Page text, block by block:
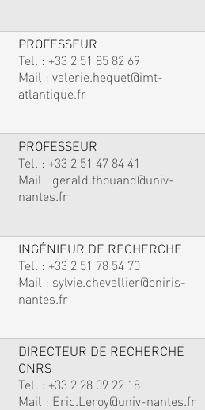
PROFESSEUR
Tel. : +33 2 51 85 82 69
Mail : valerie.hequet@imt-
atlantique.fr
PROFESSEUR
Tel. : +33 2 51 47 84 41
Mail : gerald.thouand@univ-
nantes.fr
INGÉNIEUR DE RECHERCHE
Tel. : +33 2 51 78 54 70
Mail : sylvie.chevallier@oniris-
nantes.fr
DIRECTEUR DE RECHERCHE
CNRS
Tel. : +33 2 28 09 22 18
Mail : Eric.Leroy@univ-nantes.fr